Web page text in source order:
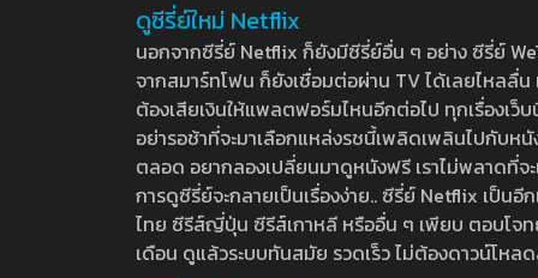
ดูซีรี่ย์ใหม่ Netflix
นอกจากซีรี่ย์ Netflix ก็ยังมีซีรี่ย์อื่น ๆ อย่าง ซีรี่ย์
จากสมาร์ทโฟน ก็ยังเชื่อมต่อผ่าน TV ได้เลยไหลลื่
ต้องเสียเงินให้แพลตฟอร์มไหนอีกต่อไป ทุกเรื่องเว็
อย่ารอช้าที่จะมาเลือกแหล่งรชนี้เพลิดเพลินไปกับห
ตลอด อยากลองเปลี่ยนมาดูหนังฟรี เราไม่พลาดที่
การดูซีรี่ย์จะกลายเป็นเรื่องง่าย.. ซีรี่ย์ Netflix เป็น
ไทย ซีรีส์ญี่ปุ่น ซีรีส์เกาหลี หรืออื่น ๆ เพียบ ตอบโจท
เดือน ดูแล้วระบบทันสมัย รวดเร็ว ไม่ต้องดาวน์โห